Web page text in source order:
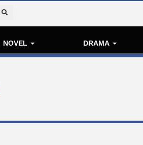
NOVEL DRAMA